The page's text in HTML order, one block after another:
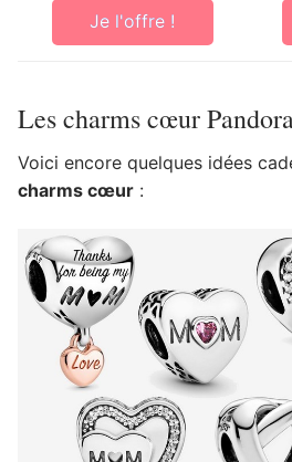
Je l'offre !
Les charms cœur
Voici encore quelques idées
charms cœur :